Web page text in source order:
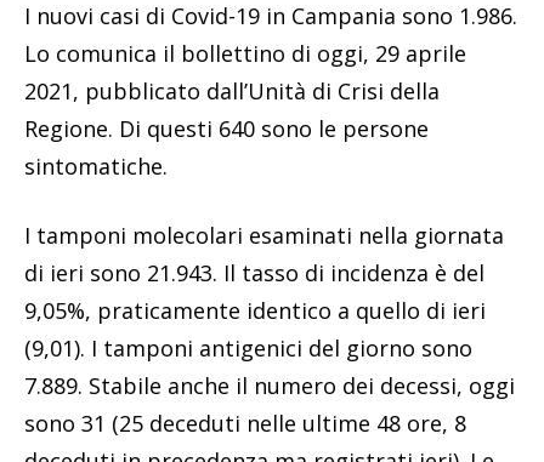
I nuovi casi di Covid-19 in Campania sono 1.986.
Lo comunica il bollettino di oggi, 29 aprile
2021, pubblicato dall’Unità di Crisi della
Regione. Di questi 640 sono le persone
sintomatiche.
I tamponi molecolari esaminati nella giornata
di ieri sono 21.943. Il tasso di incidenza è del
9,05%, praticamente identico a quello di ieri
(9,01). I tamponi antigenici del giorno sono
7.889. Stabile anche il numero dei decessi, oggi
sono 31 (25 deceduti nelle ultime 48 ore, 8